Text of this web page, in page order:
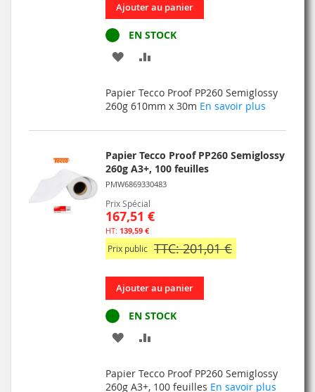
Ajouter au panier
EN STOCK
AJOUTER
MA
LISTE
D’ENVIE
COMPARATEUR
Papier Tecco Proof PP260 Semiglossy
260g 610mm x 30m En savoir plus
Papier Tecco Proof PP260 Semiglossy
260g A3+, 100 feuilles
PMW6869330483
Prix Spécial
167,51 €
139,59 €
Prix public TTC: 201,01 €
Ajouter au panier
EN STOCK
AJOUTER
MA
COMPARATEUR
Papier Tecco Proof PP260 Semiglossy
260g A3+, 100 feuilles En savoir plus